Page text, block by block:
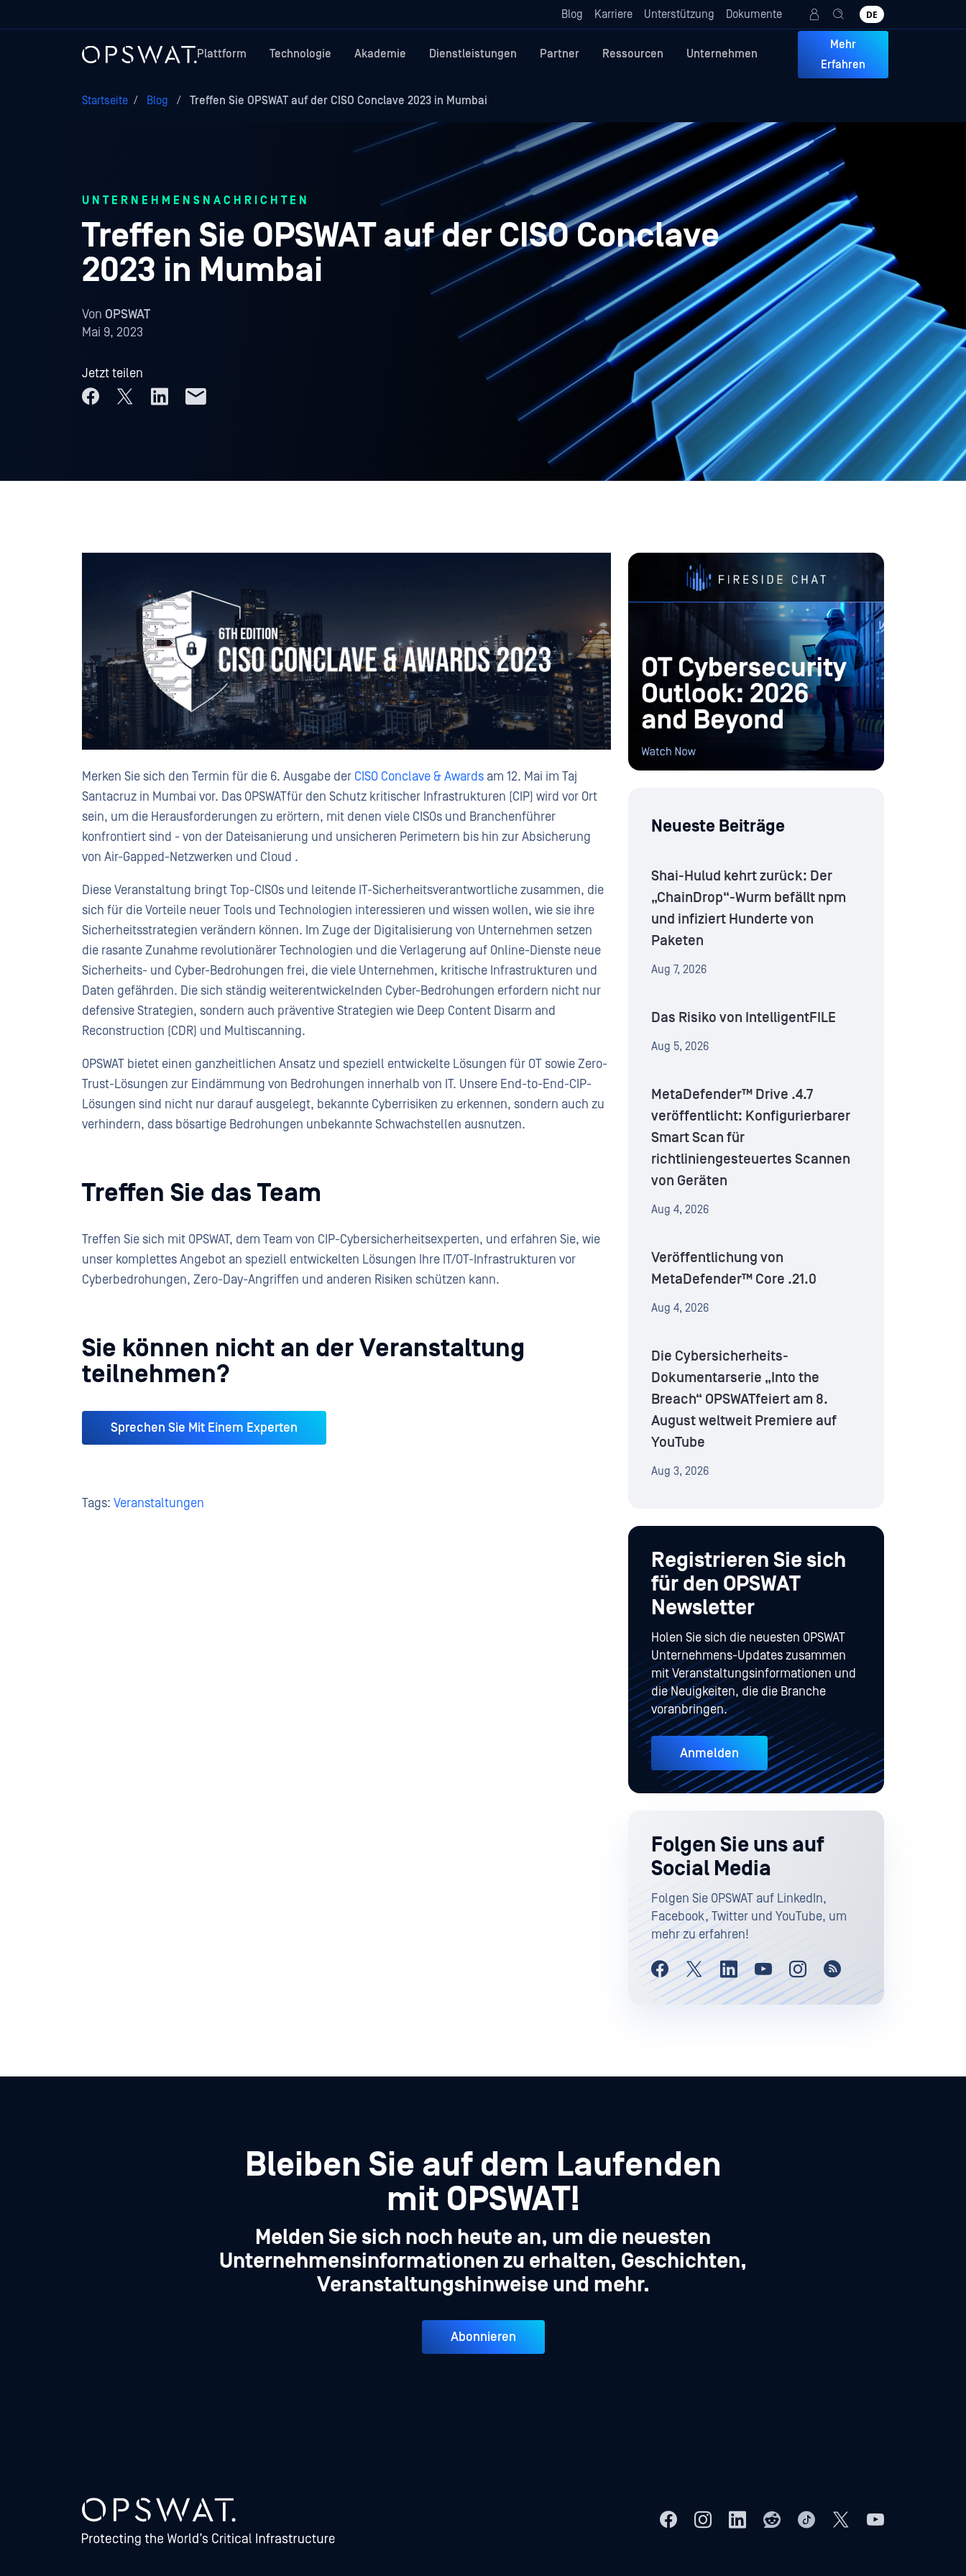
Blog Karriere Unterstützung Dokumente DE
Plattform Technologie Akademie Dienstleistungen Partner Ressourcen Unternehmen
Mehr
Erfahren
Startseite / Blog / Treffen Sie OPSWAT auf der CISO Conclave 2023 in Mumbai
UNTERNEHMENSNACHRICHTEN
Treffen Sie OPSWAT auf der CISO Conclave
2023 in Mumbai
Von OPSWAT
Mai 9, 2023
Jetzt teilen
Merken Sie sich den Termin für die 6. Ausgabe der CISO Conclave & Awards am 12. Mai im Taj
Santacruz in Mumbai vor. Das OPSWATfür den Schutz kritischer Infrastrukturen (CIP) wird vor Ort
sein, um die Herausforderungen zu erörtern, mit denen viele CISOs und Branchenführer
konfrontiert sind - von der Dateisanierung und unsicheren Perimetern bis hin zur Absicherung
von Air-Gapped-Netzwerken und Cloud .
Diese Veranstaltung bringt Top-CISOs und leitende IT-Sicherheitsverantwortliche zusammen, die
sich für die Vorteile neuer Tools und Technologien interessieren und wissen wollen, wie sie ihre
Sicherheitsstrategien verändern können. Im Zuge der Digitalisierung von Unternehmen setzen
die rasante Zunahme revolutionärer Technologien und die Verlagerung auf Online-Dienste neue
Sicherheits- und Cyber-Bedrohungen frei, die viele Unternehmen, kritische Infrastrukturen und
Daten gefährden. Die sich ständig weiterentwickelnden Cyber-Bedrohungen erfordern nicht nur
defensive Strategien, sondern auch präventive Strategien wie Deep Content Disarm and
Reconstruction (CDR) und Multiscanning.
OPSWAT bietet einen ganzheitlichen Ansatz und speziell entwickelte Lösungen für OT sowie Zero-
Trust-Lösungen zur Eindämmung von Bedrohungen innerhalb von IT. Unsere End-to-End-CIP-
Lösungen sind nicht nur darauf ausgelegt, bekannte Cyberrisiken zu erkennen, sondern auch zu
verhindern, dass bösartige Bedrohungen unbekannte Schwachstellen ausnutzen.
Treffen Sie das Team
Treffen Sie sich mit OPSWAT, dem Team von CIP-Cybersicherheitsexperten, und erfahren Sie, wie
unser komplettes Angebot an speziell entwickelten Lösungen Ihre IT/OT-Infrastrukturen vor
Cyberbedrohungen, Zero-Day-Angriffen und anderen Risiken schützen kann.
Sie können nicht an der Veranstaltung
teilnehmen?
Sprechen Sie Mit Einem Experten
Tags: Veranstaltungen
Neueste Beiträge
Shai-Hulud kehrt zurück: Der
„ChainDrop“-Wurm befällt npm
und infiziert Hunderte von
Paketen
Aug 7, 2026
Das Risiko von IntelligentFILE
Aug 5, 2026
MetaDefender™ Drive .4.7
veröffentlicht: Konfigurierbarer
Smart Scan für
richtliniengesteuertes Scannen
von Geräten
Aug 4, 2026
Veröffentlichung von
MetaDefender™ Core .21.0
Aug 4, 2026
Die Cybersicherheits-
Dokumentarserie „Into the
Breach“ OPSWATfeiert am 8.
August weltweit Premiere auf
YouTube
Aug 3, 2026
Registrieren Sie sich
für den OPSWAT
Newsletter
Holen Sie sich die neuesten OPSWAT
Unternehmens-Updates zusammen
mit Veranstaltungsinformationen und
die Neuigkeiten, die die Branche
voranbringen.
Anmelden
Folgen Sie uns auf
Social Media
Folgen Sie OPSWAT auf LinkedIn,
Facebook, Twitter und YouTube, um
mehr zu erfahren!
Bleiben Sie auf dem Laufenden
mit OPSWAT!
Melden Sie sich noch heute an, um die neuesten
Unternehmensinformationen zu erhalten, Geschichten,
Veranstaltungshinweise und mehr.
Abonnieren